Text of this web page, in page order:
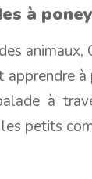
à poney
apprendre
à
petits